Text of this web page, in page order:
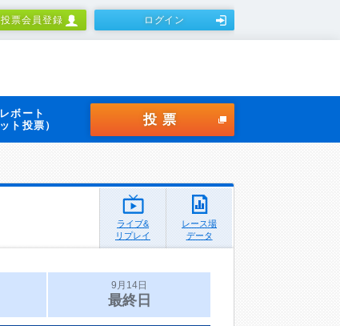
票会員登録 ログイン
ボート
ット投票）
投票
ライブ&
リプレイ
レース場
データ
9月14日
最終日